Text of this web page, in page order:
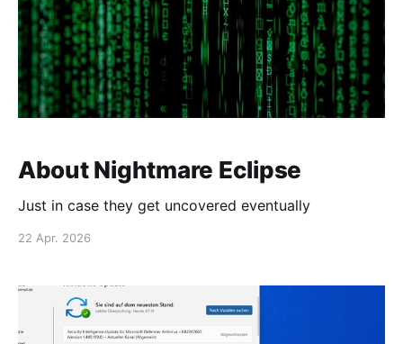
About Nightmare Eclipse
Just in case they get uncovered eventually
22 Apr. 2026